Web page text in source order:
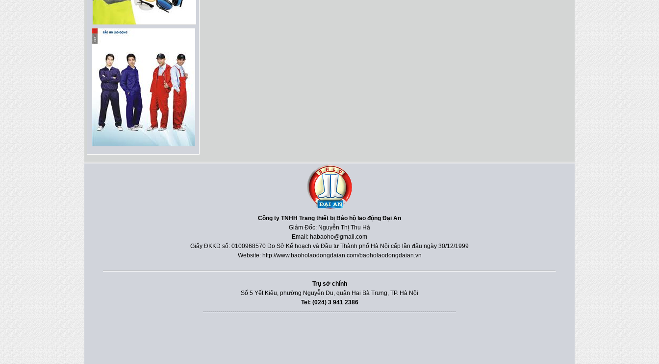
Công ty TNHH Trang thiết bị Bảo hộ lao động Đại An
Giám Đốc: Nguyễn Thị Thu Hà
Email: habaoho@gmail.com
Giấy ĐKKD số: 0100968570 Do Sở Kế hoạch và Đầu tư Thành phố Hà Nội cấp lần đầu ngày 30/12/1999
Website: http://www.baoholaodongdaian.com/baoholaodongdaian.vn
Trụ sở chính
Số 5 Yết Kiêu, phường Nguyễn Du, quận Hai Bà Trưng, TP. Hà Nội
Tel: (024) 3 941 2386
---------------------------------------------------------------------------------------------------------------------------------